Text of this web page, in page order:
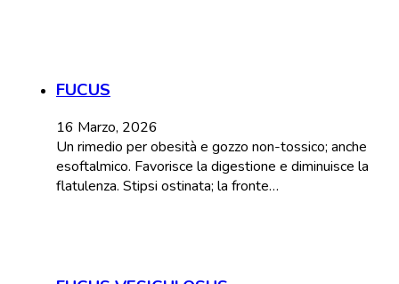
FUCUS
16 Marzo, 2026
Un rimedio per obesità e gozzo non-tossico; anche
esoftalmico. Favorisce la digestione e diminuisce la
flatulenza. Stipsi ostinata; la fronte…